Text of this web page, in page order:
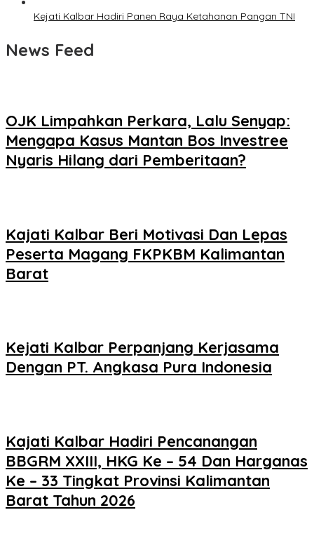
Kejati Kalbar Hadiri Panen Raya Ketahanan Pangan TNI
News Feed
OJK Limpahkan Perkara, Lalu Senyap:
Mengapa Kasus Mantan Bos Investree
Nyaris Hilang dari Pemberitaan?
Kajati Kalbar Beri Motivasi Dan Lepas
Peserta Magang FKPKBM Kalimantan
Barat
Kejati Kalbar Perpanjang Kerjasama
Dengan PT. Angkasa Pura Indonesia
Kajati Kalbar Hadiri Pencanangan
BBGRM XXIII, HKG Ke – 54 Dan Harganas
Ke – 33 Tingkat Provinsi Kalimantan
Barat Tahun 2026